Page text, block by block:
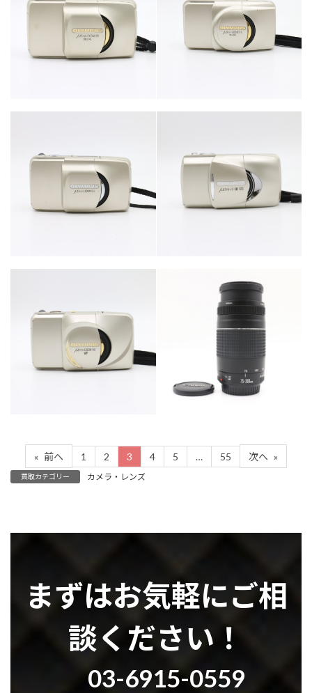
カメラ・レンズ カテゴリー カメラ・レンズ
カメラ・レンズ カテゴリー カメラ・レンズ
カテゴリー
カメラ・レンズ
カメラ・レンズ
« 前へ 1 2 3 4 5 … 55 次へ »
買取カテゴリー カメラ・レンズ
まずはお気軽にご相
談ください！
03-6915-0559